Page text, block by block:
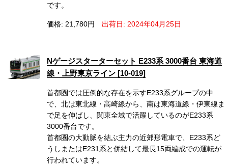
です。
価格: 21,780円 出荷日: 2024年04月25日
Nゲージスターターセット E233系 3000番台 東海道
線・上野東京ライン [10-019]
首都圏では圧倒的な存在を示すE233系グループの中
で、北は東北線・高崎線から、南は東海道線・伊東線ま
で足を伸ばし、関東全域で活躍しているのがE233系
3000番台です。
首都圏の大動脈を結ぶ主力の近郊形電車で、E233系ど
うしまたはE231系と併結して最長15両編成での運転が
行われています。